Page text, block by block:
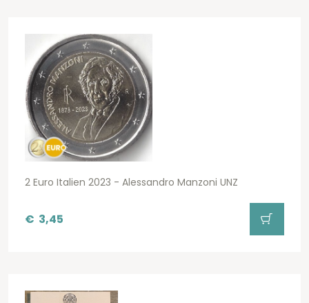
2 Euro Italien 2023 - Alessandro Manzoni UNZ
€ 3,45